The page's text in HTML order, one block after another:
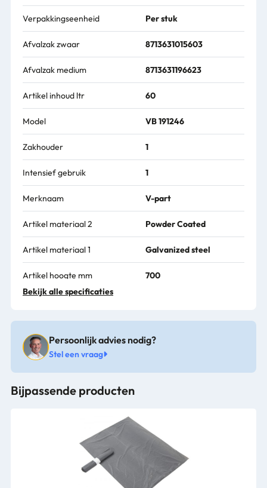
Verpakkingseenheid Per stuk
Afvalzak zwaar 8713631015603
Afvalzak medium 8713631196623
Artikel inhoud ltr 60
Model VB 191246
Zakhouder 1
Intensief gebruik 1
Merknaam V-part
Artikel materiaal 2 Powder Coated
Artikel materiaal 1 Galvanized steel
Artikel hoogte mm 700
Kleur
Bekijk alle specificaties
Persoonlijk advies nodig?
Stel een vraag
Bijpassende producten